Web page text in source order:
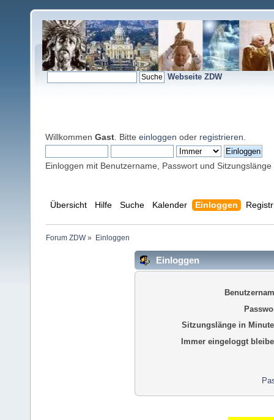
Webseite ZDW
Willkommen Gast . Bitte einloggen oder registrieren
Einloggen mit Benutzername, Passwort und Sitzungslänge
Übersicht Hilfe Suche Kalender Einloggen
Forum ZDW» Einloggen
Einloggen
Sitzungslänge in
Immer eingeloggt